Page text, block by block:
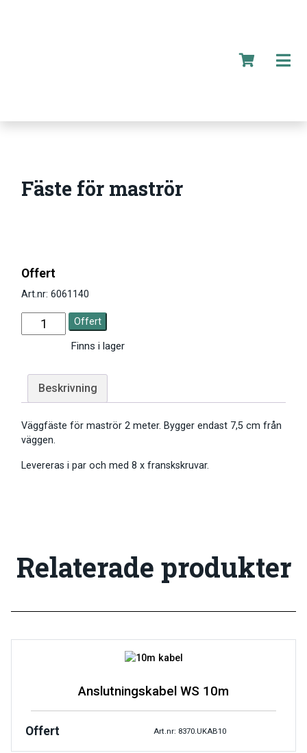
Fäste för maströr
Offert
Art.nr: 6061140
Offert
Finns i lager
Beskrivning
Väggfäste för maströr 2 meter. Bygger endast 7,5 cm från
väggen.
Levereras i par och med 8 x franskskruvar.
Relaterade produkter
Anslutningskabel WS 10m
Offert Art.nr: 8370.UKAB10